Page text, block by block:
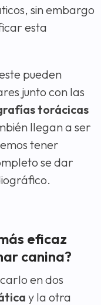
sin embargo
esta
pueden
junto con las
torácicas
llegan a ser
tener
se dar
eficaz
canina?
en dos
y la otra